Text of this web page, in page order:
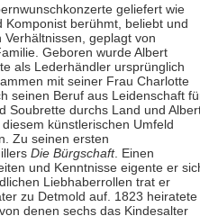
geliefert wie
Komponist berühmt, beliebt und
geplagt von
Geboren wurde Albert
als Lederhändler ursprünglich
mit seiner Frau Charlotte
seinen Beruf aus Leidenschaft
Soubrette durchs Land und
künstlerischen Umfeld
Zu seinen ersten
Die Bürgschaft. Einen
und Kenntnisse eigente er
Liebhaberrollen trat er
zu Detmold auf. 1823 heiratete
denen sechs das Kindesalter